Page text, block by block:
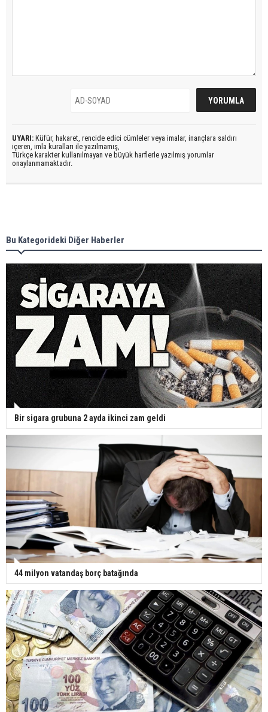
UYARI: Küfür, hakaret, rencide edici cümleler veya imalar, inançlara saldırı
içeren, imla kuralları ile yazılmamış,
Türkçe karakter kullanılmayan ve büyük harflerle yazılmış yorumlar
onaylanmamaktadır.
Bu Kategorideki Diğer Haberler
Bir sigara grubuna 2 ayda ikinci zam geldi
44 milyon vatandaş borç batağında